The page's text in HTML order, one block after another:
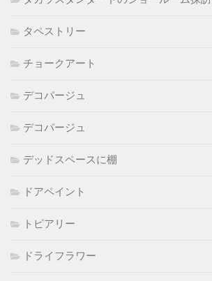
タペストリー
チョークアート
デコパージュ
デコパージュ
デッドスペースに棚
ドアペイント
トピアリー
ドライフラワー